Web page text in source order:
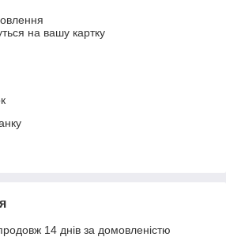
на вашу картку
14 днів за домовленістю